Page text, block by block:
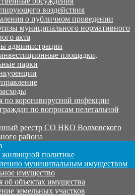
воздействия
о публичном проведении
муниципального нормативного
акта
администрации
площадки,
парки
по коронавирусной инфекции
по вопросам нелегальной
реестр СО НКО Волховского
района
политике
муниципальным имуществом
имущество
объектах имущества
земельных участков